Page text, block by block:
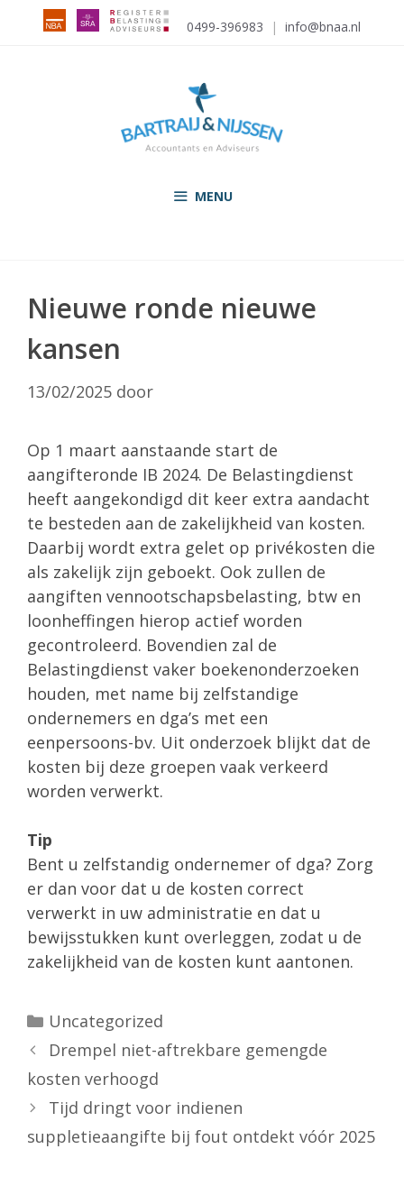
0499-396983 | info@bnaa.nl
MENU
Nieuwe ronde nieuwe
kansen
13/02/2025 door
Op 1 maart aanstaande start de
aangifteronde IB 2024. De Belastingdienst
heeft aangekondigd dit keer extra aandacht
te besteden aan de zakelijkheid van kosten.
Daarbij wordt extra gelet op privékosten die
als zakelijk zijn geboekt. Ook zullen de
aangiften vennootschapsbelasting, btw en
loonheffingen hierop actief worden
gecontroleerd. Bovendien zal de
Belastingdienst vaker boekenonderzoeken
houden, met name bij zelfstandige
ondernemers en dga’s met een
eenpersoons-bv. Uit onderzoek blijkt dat de
kosten bij deze groepen vaak verkeerd
worden verwerkt.
Tip
Bent u zelfstandig ondernemer of dga? Zorg
er dan voor dat u de kosten correct
verwerkt in uw administratie en dat u
bewijsstukken kunt overleggen, zodat u de
zakelijkheid van de kosten kunt aantonen.
Categorieën
Uncategorized
Drempel niet-aftrekbare gemengde
kosten verhoogd
Tijd dringt voor indienen
suppletieaangifte bij fout ontdekt vóór 2025